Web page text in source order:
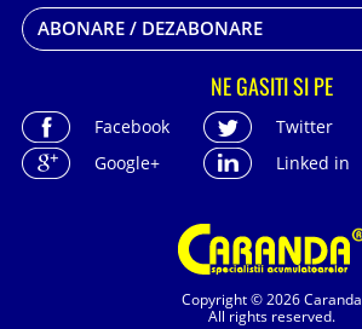
Copyright © 2026 Caranda
All rights reserved.
ABONARE / DEZABONARE
NE GASITI SI PE
Facebook
Twitter
Google+
Linked in